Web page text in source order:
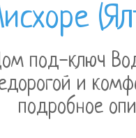
под-ключ
и
подробное